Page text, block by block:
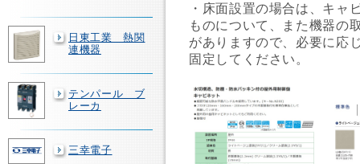
日東工業 熱関
連機器
テンパール ブ
レーカ
三幸電子
・床面設置の場合は、キャ
ものについて、また機器の
がありますので、必要に応
固定してください。